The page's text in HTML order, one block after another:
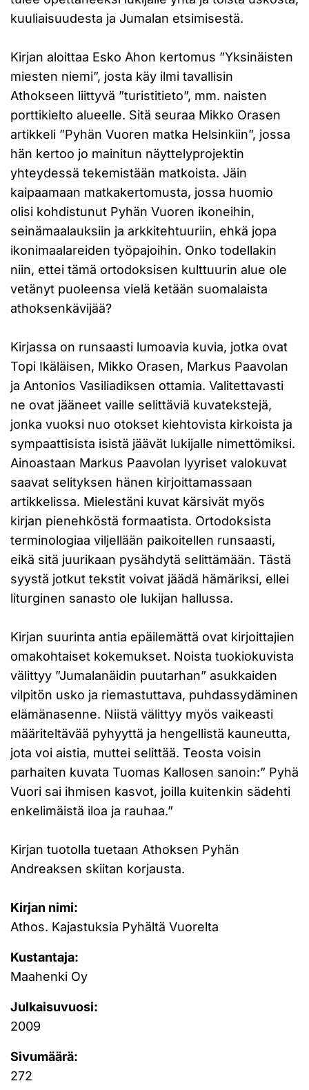
kuuliaisuudesta ja Jumalan etsimisestä.
Kirjan aloittaa Esko Ahon kertomus ”Yksinäisten
miesten niemi”, josta käy ilmi tavallisin
Athokseen liittyvä ”turistitieto”, mm. naisten
porttikielto alueelle. Sitä seuraa Mikko Orasen
artikkeli ”Pyhän Vuoren matka Helsinkiin”, jossa
hän kertoo jo mainitun näyttelyprojektin
yhteydessä tekemistään matkoista. Jäin
kaipaamaan matkakertomusta, jossa huomio
olisi kohdistunut Pyhän Vuoren ikoneihin,
seinämaalauksiin ja arkkitehtuuriin, ehkä jopa
ikonimaalareiden työpajoihin. Onko todellakin
niin, ettei tämä ortodoksisen kulttuurin alue ole
vetänyt puoleensa vielä ketään suomalaista
athoksenkävijää?
Kirjassa on runsaasti lumoavia kuvia, jotka ovat
Topi Ikäläisen, Mikko Orasen, Markus Paavolan
ja Antonios Vasiliadiksen ottamia. Valitettavasti
ne ovat jääneet vaille selittäviä kuvatekstejä,
jonka vuoksi nuo otokset kiehtovista kirkoista ja
sympaattisista isistä jäävät lukijalle nimettömiksi.
Ainoastaan Markus Paavolan lyyriset valokuvat
saavat selityksen hänen kirjoittamassaan
artikkelissa. Mielestäni kuvat kärsivät myös
kirjan pienehköstä formaatista. Ortodoksista
terminologiaa viljellään paikoitellen runsaasti,
eikä sitä juurikaan pysähdytä selittämään. Tästä
syystä jotkut tekstit voivat jäädä hämäriksi, ellei
liturginen sanasto ole lukijan hallussa.
Kirjan suurinta antia epäilemättä ovat kirjoittajien
omakohtaiset kokemukset. Noista tuokiokuvista
välittyy ”Jumalanäidin puutarhan” asukkaiden
vilpitön usko ja riemastuttava, puhdassydäminen
elämänasenne. Niistä välittyy myös vaikeasti
määriteltävää pyhyyttä ja hengellistä kauneutta,
jota voi aistia, muttei selittää. Teosta voisin
parhaiten kuvata Tuomas Kallosen sanoin:” Pyhä
Vuori sai ihmisen kasvot, joilla kuitenkin sädehti
enkelimäistä iloa ja rauhaa.”
Kirjan tuotolla tuetaan Athoksen Pyhän
Andreaksen skiitan korjausta.
Kirjan nimi:
Athos. Kajastuksia Pyhältä Vuorelta
Kustantaja:
Maahenki Oy
Julkaisuvuosi:
2009
Sivumäärä:
272